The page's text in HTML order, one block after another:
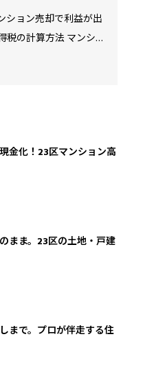
ション売却で利益が出
税の計算方法 マンシ
の額も大きくなるの
すね。 マンション売
るので上手に適用する
場合は取り戻せる可
ンション売却で適用
く解説します。 【5
金化！23区マンション高
まま。23区の土地・戸建
まで。プロが伴走する住